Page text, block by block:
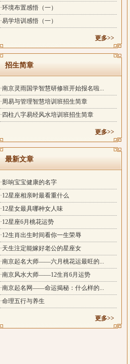
·环境布置感悟（一）
·易学培训感悟（一）
更多>>
招生简章
·南京灵雨国学智慧研修班开始报名啦...
·周易与管理智慧培训班招生简章
·四柱八字易经风水培训班招生简章
更多>>
最新文章
·影响宝宝健康的名字
·12星座相亲时最看重什么
·12星女最具哪种女人味
·12星座6月桃花运势
·12生肖出生时间看你一生荣辱
·天生注定能嫁好老公的星座女
·南京起名大师——六月桃花运最旺的...
·南京风水大师——12生肖6月运势
·南京起名网——命运揭秘：什么样的...
·命理五行与养生
更多>>